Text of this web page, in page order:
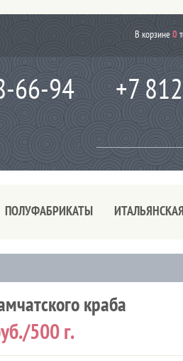
В корзине0
66-94 +7
ПОЛУФАБРИКАТЫ
краба
500 г.